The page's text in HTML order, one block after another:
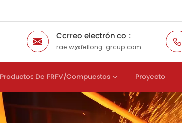
Correo electrónico :
rae.w@feilong-group.com
Productos De PRFV/compuestos Proyecto